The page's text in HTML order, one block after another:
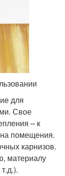
для
Свое
– к
помещения.
карнизов.
материалу